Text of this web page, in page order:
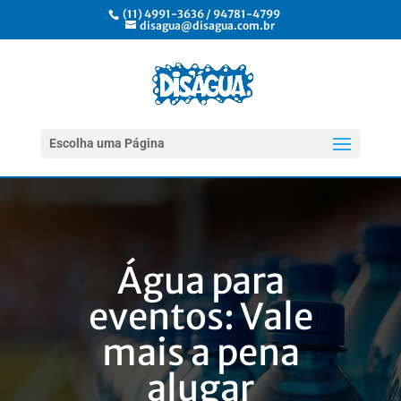
(11) 4991-3636 / 94781-4799
disagua@disagua.com.br
Escolha uma Página
Água para
eventos: Vale
mais a pena
alugar